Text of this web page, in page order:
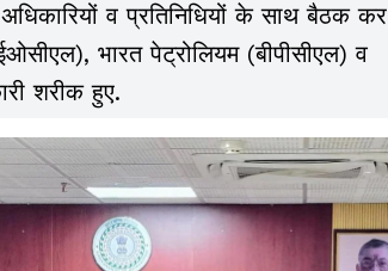
व प्रतिनिधियों के साथ बैठक कर
भारत पेट्रोलियम (बीपीसीएल) व
शरीक हुए.